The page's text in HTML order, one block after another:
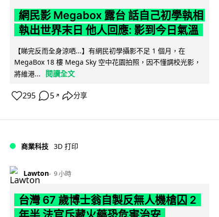
網民影 Megabox 露台 話自己初學執相
執出世界末日 他人回應: 影到今日氣溫
【睇完反而全身涼哂...】有網民初學攝影不足 1 個月，在
MegaBox 18 樓 Mega Sky 空中花園拍照，因不懂調校光影，
將維港...
閱讀全文
295 5 ↗ 分享
商業科技 3D 打印
Lawton 9 小時
台灣 67 歲博士翁自製反無人機槍囚 2